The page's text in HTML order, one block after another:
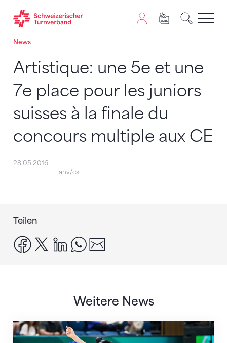
Zum Inhalt springen
Zur Sitemap navigieren
Zum Navigieren dieser Seite wird JavaScript benötigt.
News
Artistique: une 5e et une
7e place pour les juniors
suisses à la finale du
concours multiple aux CE
28.05.2016
ahv/cs
Teilen
facebook
x linkedinwhatsapp
Weitere News
Nächster Halt: Weltmeisterschaft